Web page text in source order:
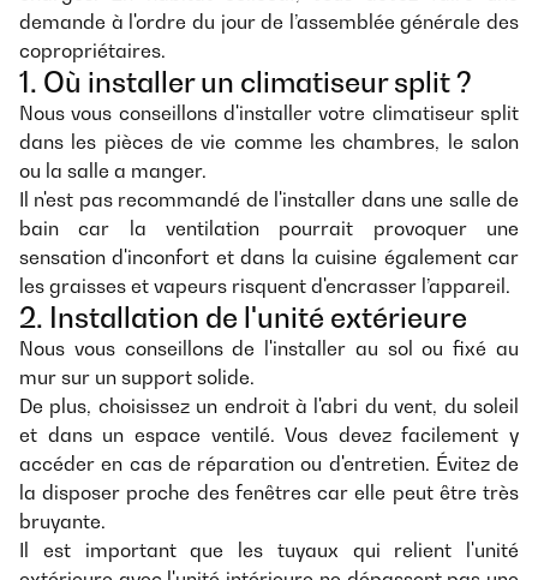
demande à l'ordre du jour de l’assemblée générale des
copropriétaires.
1. Où installer un climatiseur split ?
Nous vous conseillons d'installer votre climatiseur split
dans les pièces de vie comme les chambres, le salon
ou la salle a manger.
Il n'est pas recommandé de l'installer dans une salle de
bain car la ventilation pourrait provoquer une
sensation d'inconfort et dans la cuisine également car
les graisses et vapeurs risquent d'encrasser l’appareil.
2. Installation de l'unité extérieure
Nous vous conseillons de l'installer au sol ou fixé au
mur sur un support solide.
De plus, choisissez un endroit à l'abri du vent, du soleil
et dans un espace ventilé. Vous devez facilement y
accéder en cas de réparation ou d'entretien. Évitez de
la disposer proche des fenêtres car elle peut être très
bruyante.
Il est important que les tuyaux qui relient l'unité